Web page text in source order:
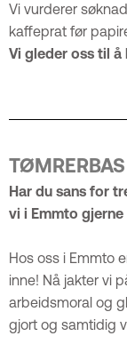
Vi vurderer
kaffeprat før
Vi gleder oss til å
Har du sans for
vi i Emmto
Hos oss i Emmto
inne! Nå jakter vi
arbeidsmoral og
gjort og samtidig